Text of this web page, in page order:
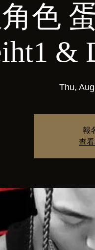
色
&
Thu,
報
查